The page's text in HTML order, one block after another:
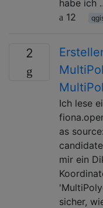
habe ich
12
2
Ich lese
as
mir ein
sicher,